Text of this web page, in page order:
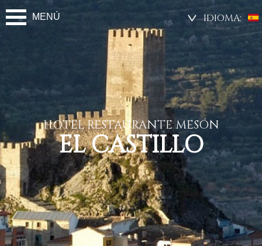
MENÚ IDIOMA:
HOTEL RESTAURANTE MESÓN
EL CASTILLO